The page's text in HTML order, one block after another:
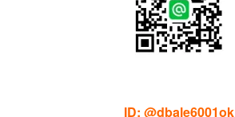
ID: @dbale6001ok